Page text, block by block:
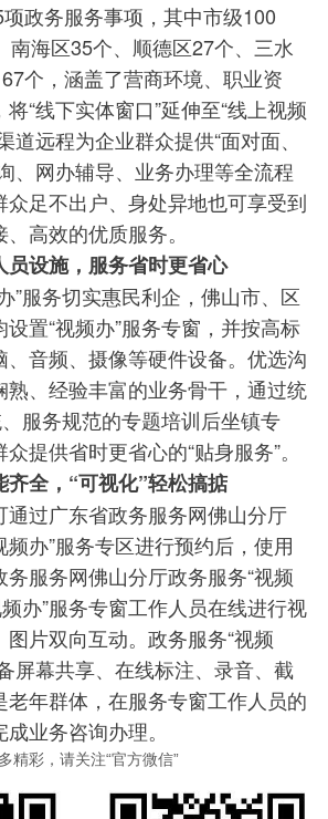
政务服务事项，其中市级100
南海区35个、顺德区27个、三水
个，涵盖了营商环境、职业资
“线下实体窗口”延伸至“线上视频
道远程为企业群众提供“面对面、
、网办辅导、业务办理等全流程
众足不出户、身处异地也可享受到
高效的优质服务。
设施，服务省时更省心
服务切实惠民利企，佛山市、区
置“视频办”服务专窗，并按高标
音频、摄像等硬件设备。优选沟
熟、经验丰富的业务骨干，通过统
服务规范的专题培训后坐镇专
提供省时更省心的“贴身服务”。
齐全，“可视化”轻松搞掂
过广东省政务服务网佛山分厅
频办”服务专区进行预约后，使用
服务网佛山分厅政务服务“视频
办”服务专窗工作人员在线进行视
片双向互动。政务服务“视频
屏幕共享、在线标注、录音、截
老年群体，在服务专窗工作人员的
业务咨询办理。
精彩，请关注“官方微信”